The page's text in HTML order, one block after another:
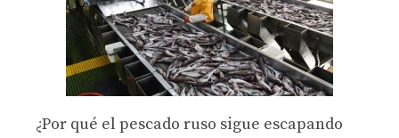
¿Por qué el pescado ruso sigue escapando